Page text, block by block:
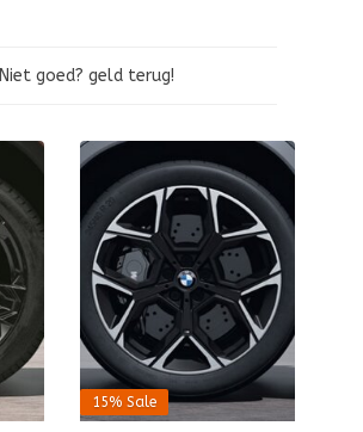
Niet goed? geld terug!
15% Sale